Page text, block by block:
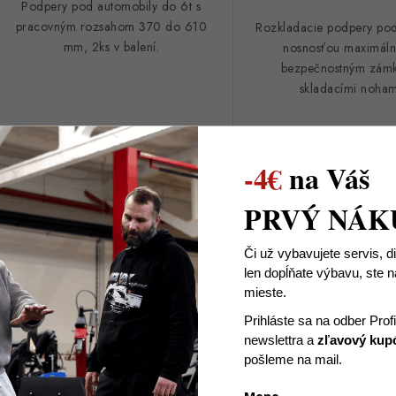
Podpery pod automobily do 6t s
pracovným rozsahom 370 do 610
mm, 2ks v balení.
Kód:8976
Rozkladacie podpery
nosnosťou
bezpečnostným
skladacími
Podpery 3T NE00268
Gumové
podpery 3T
-4€na Váš
PRVÝ
Či už vybavujete servis,
len dopĺňate výbavu, ste
mieste.
Prihláste sa na odber
newslettra a zľavový
pošleme na mail.